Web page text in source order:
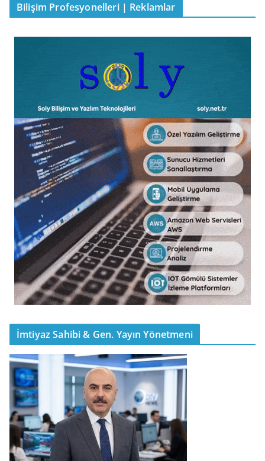
Bilişim Profesyonelleri | Reklamlar
İmtiyaz Sahibi & Gen. Yayın Yönetmeni